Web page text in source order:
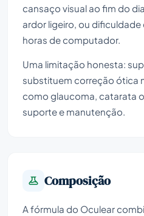
cansaço visual ao fim do
ardor ligeiro, ou
horas de computador.
Uma limitação honesta:
substituem correção ótica
como glaucoma, catarata
suporte e manutenção.
Composição
A fórmula do Oculear